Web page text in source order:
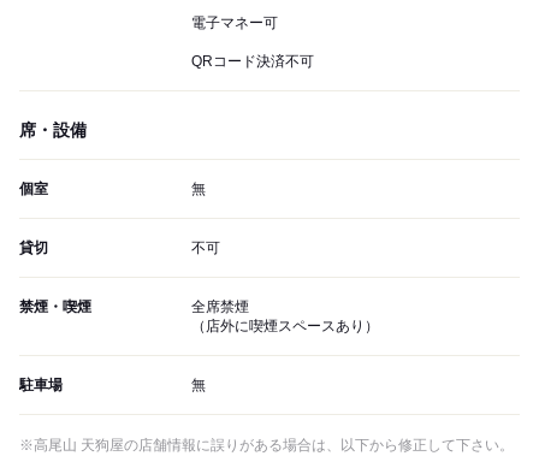
電子マネー可
QRコード決済不可
席・設備
個室 無
貸切 不可
禁煙・喫煙
全席禁煙
（店外に喫煙スペースあり）
駐車場 無
※高尾山 天狗屋の店舗情報に誤りがある場合は、以下から修正して下さい。